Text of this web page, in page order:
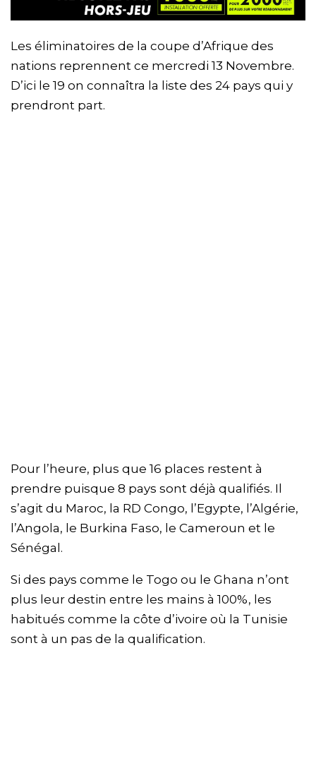
Les éliminatoires de la coupe d’Afrique des
nations reprennent ce mercredi 13 Novembre.
D’ici le 19 on connaîtra la liste des 24 pays qui y
prendront part.
Pour l’heure, plus que 16 places restent à
prendre puisque 8 pays sont déjà qualifiés. Il
s’agit du Maroc, la RD Congo, l’Egypte, l’Algérie,
l’Angola, le Burkina Faso, le Cameroun et le
Sénégal.
Si des pays comme le Togo ou le Ghana n’ont
plus leur destin entre les mains à 100%, les
habitués comme la côte d’ivoire où la Tunisie
sont à un pas de la qualification.